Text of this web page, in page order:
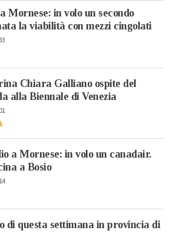
Mornese: in volo un secondo
la viabilità con mezzi cingolati
Chiara Galliano ospite del
alla Biennale di Venezia
a Mornese: in volo un canadair.
a Bosio
di questa settimana in provincia di